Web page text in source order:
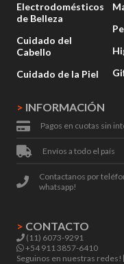
> INFORMACIÓN
Pagos en cuotas sin
Envíos a todo el país
Contactanos por
whatsapp!
Electrodomésticos
de Belleza
Cuidado del
Cabello
Cuidado de la Piel
> CONTACTO
(11) 6073-9291
+54 911 3857-6410
Seguinos en nuestras redes!